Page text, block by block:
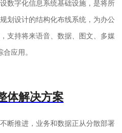
数字化信息系统基础设施，是将所
划设计的结构化布线系统，为办公
支持将来语音、数据、图文、多媒
合应用。
体解决方案
断推进，业务和数据正从分散部署